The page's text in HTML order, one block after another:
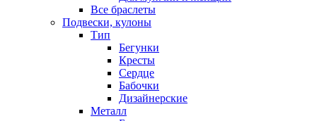
Все браслеты
Подвески, кулоны
Тип
Бегунки
Кресты
Сердце
Бабочки
Дизайнерские
Металл